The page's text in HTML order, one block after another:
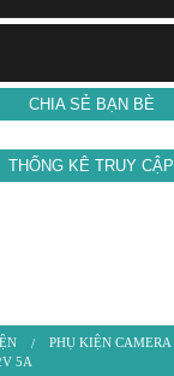
CHIA SẺ BẠN BÈ
THỐNG KÊ TRUY CẬP
PHỤ KIỆN CAMERA
5A